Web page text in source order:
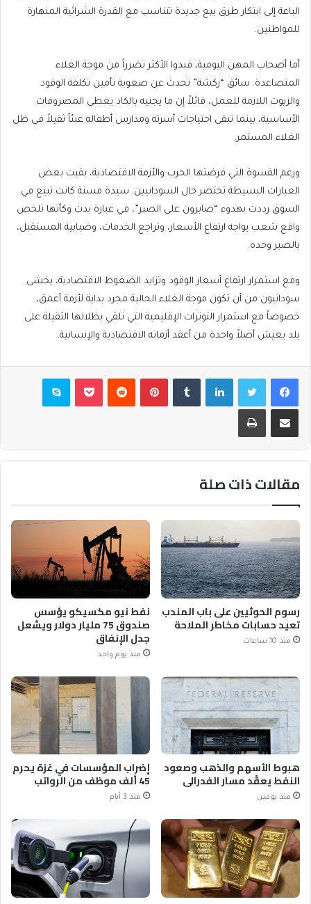
الباعة إلى ابتكار طرق بيع جديدة تتناسب مع القدرة الشرائية المنهارة
للمواطنين.
أما أصحاب المهن اليومية، فبدوا الأكثر تضرراً من موجة الغلاء
المتصاعدة. سائق “ركشة” تحدث عن صعوبة تأمين تكلفة الوقود
والزيوت اللازمة للعمل، قائلاً إن ما يجنيه بالكاد يغطي المصروفات
الأساسية، بينما تبقى احتياجات أسرته ومدارس أطفاله عبئاً ثقيلاً في ظل
الغلاء المستمر.
ورغم القسوة التي فرضتها الحرب والأزمة الاقتصادية، بقيت بعض
العبارات البسيطة تختصر حال السودانيين. سيدة مسنة كانت تبيع في
السوق رددت بهدوء “صابرون على الصبر”، في عبارة بدت وكأنها تلخص
واقع شعب يواجه ارتفاع الأسعار، وتراجع الخدمات، وضبابية المستقبل،
بالصبر وحده.
ومع استمرار ارتفاع أسعار الوقود وتزايد الضغوط الاقتصادية، يخشى
سودانيون من أن تكون موجة الغلاء الحالية مجرد بداية لأزمة أعمق،
خصوصاً مع استمرار التوترات الإقليمية التي تلقي بظلالها الثقيلة على
بلد يعيش أصلاً واحدة من أعقد أزماته الاقتصادية والإنسانية.
فيسبوكتويتر لينكدإن بينتيريست بوكيت سكايب
مشاركة عبر البريد طباعة
مقالات ذات صلة
رسوم الحوثيين على باب المندب
تعيد حسابات مخاطر الملاحة
منذ 10 ساعات
نفط نيو مكسيكو يؤسس
صندوق 75 مليار دولار ويشعل
جدل الإنفاق
منذ يوم واحد
هبوط الأسهم والذهب وصعود
النفط يعقّد مسار الفدرالي
منذ يومين
إضراب المؤسسات في غزة يحرم
45 ألف موظف من الرواتب
منذ 3 أيام